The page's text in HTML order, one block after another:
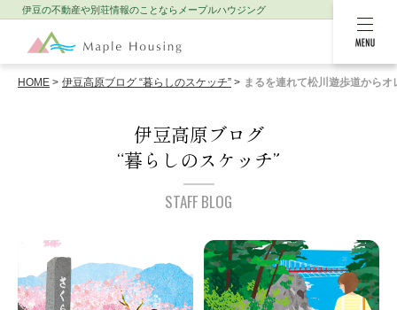
MENU
伊豆の不動産や別荘情報のことなら メープルハウジング
HOME 伊豆高原ブログ “暮らしのスケッチ” まるを連れて松川遊歩道から
伊豆高原ブログ
“暮らしのスケッチ”
STAFF BLOG